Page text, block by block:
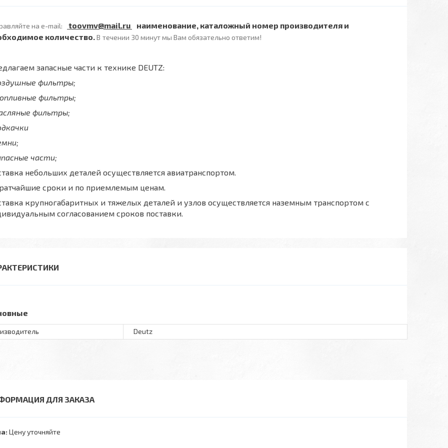
на e-mail: toovmv@mail.ru
наименование, каталожный номер производителя и
количество.В течении 30 минут мы Вам обязательно ответим!
запасные части к технике DEUTZ:
фильтры;
фильтры;
фильтры;
части;
небольших деталей осуществляется авиатранспортом.
сроки и по приемлемым ценам.
крупногабаритных и тяжелых деталей и узлов осуществляется наземным транспортом с
согласованием сроков поставки.
Deutz
ДЛЯ ЗАКАЗА
Цену уточняйте